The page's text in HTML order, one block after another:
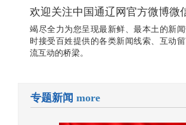
欢迎关注中国通辽网官方微博微
竭尽全力为您呈现最新鲜、最本土的新
时接受百姓提供的各类新闻线索、互动
流互动的桥梁。
专题新闻 more